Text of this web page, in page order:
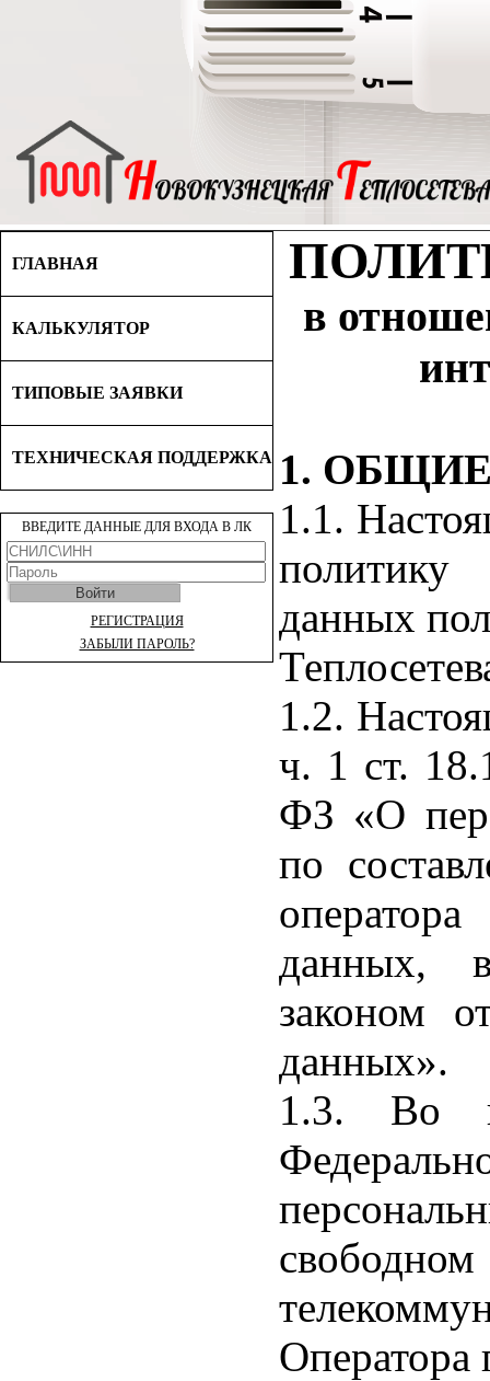
ГЛАВНАЯ
КАЛЬКУЛЯТОР
ТИПОВЫЕ ЗАЯВКИ
ТЕХНИЧЕСКАЯ ПОДДЕРЖКА
ВВЕДИТЕ ДАННЫЕ ДЛЯ ВХОДА В ЛК
РЕГИСТРАЦИЯ
ЗАБЫЛИ ПАРОЛЬ?
в
1.
1.1.
данных
1.2.
ч. 1 ст.
ФЗ «О
по
данных,
законом
данных».
1.3. Во
Оператора